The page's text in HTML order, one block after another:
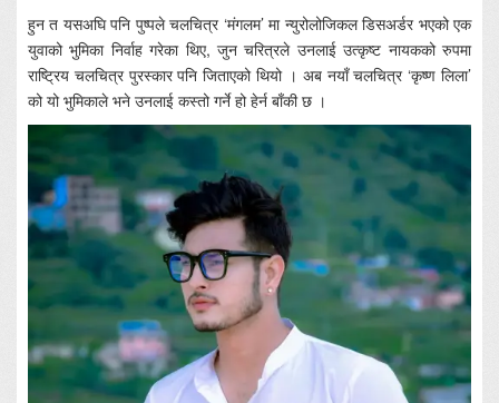
हुन त यसअघि पनि पुष्पले चलचित्र ‘मंगलम’ मा न्युरोलोजिकल डिसअर्डर भएको एक
युवाको भुमिका निर्वाह गरेका थिए, जुन चरित्रले उनलाई उत्कृष्ट नायकको रुपमा
राष्ट्रिय चलचित्र पुरस्कार पनि जिताएको थियो । अब नयाँ चलचित्र ‘कृष्ण लिला’
को यो भुमिकाले भने उनलाई कस्तो गर्ने हो हेर्न बाँकी छ ।